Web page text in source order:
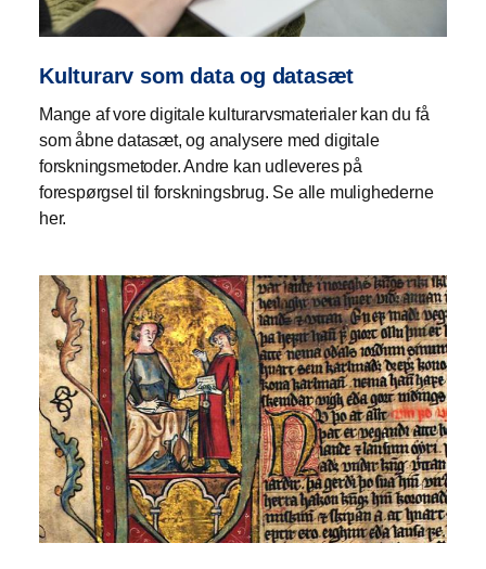
Kulturarv som data og datasæt
Mange af vore digitale kulturarvsmaterialer kan du få
som åbne datasæt, og analysere med digitale
forskningsmetoder. Andre kan udleveres på
forespørgsel til forskningsbrug. Se alle mulighederne
her.